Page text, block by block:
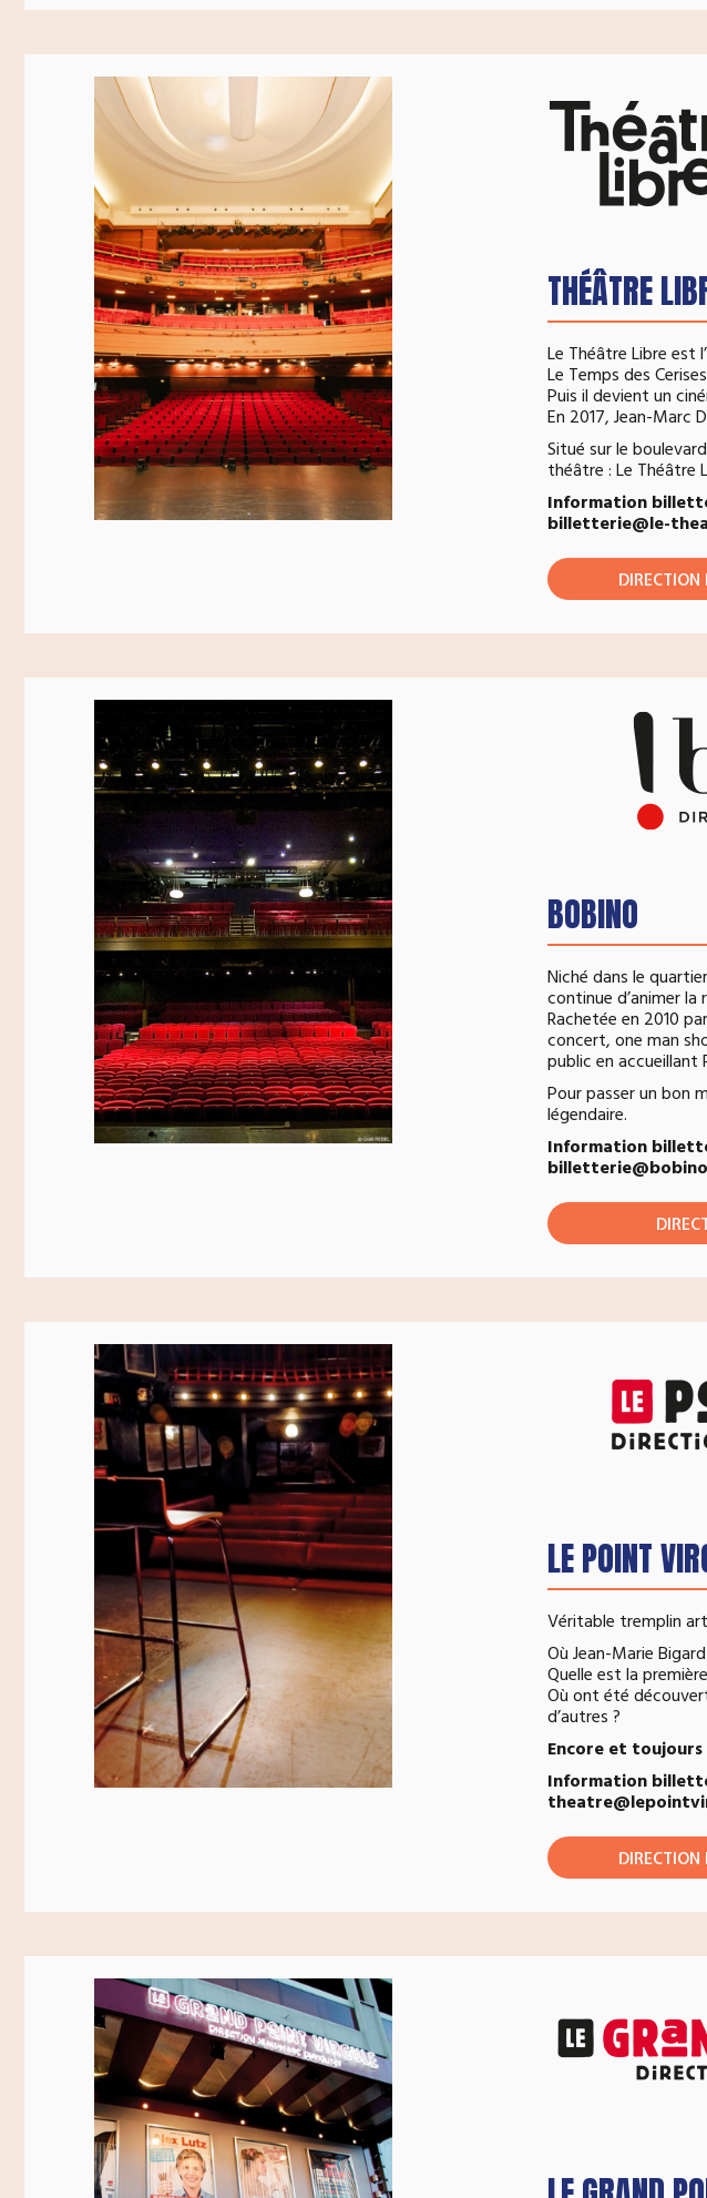
THÉÂTRE
Le Théâtre Libre est
Le Temps des
Puis il devient un
En 2017, Jean-Marc
Situé sur le
théâtre : Le Théâtre
Information
billetterie@le-
DIRECTION
BOBINO
Niché dans le
continue d’animer la
Rachetée en 2010
concert, one man
public en accueillant
Pour passer un bon
légendaire.
Information
LE POINT
Véritable tremplin
Où Jean-Marie
Quelle est la
Où ont été
d’autres ?
Encore et
Information
DIRECTION